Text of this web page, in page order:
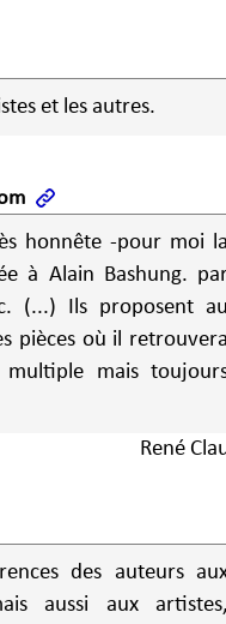
et les autres.
honnête -pour moi
à Alain Bashung.
(...) Ils proposent
pièces où il
mais
René
des auteurs
aussi aux